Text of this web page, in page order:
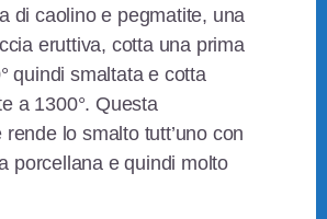
di caolino e pegmatite, una
eruttiva, cotta una prima
quindi smaltata e cotta
a 1300°. Questa
lo smalto tutt’uno con
porcellana e quindi molto